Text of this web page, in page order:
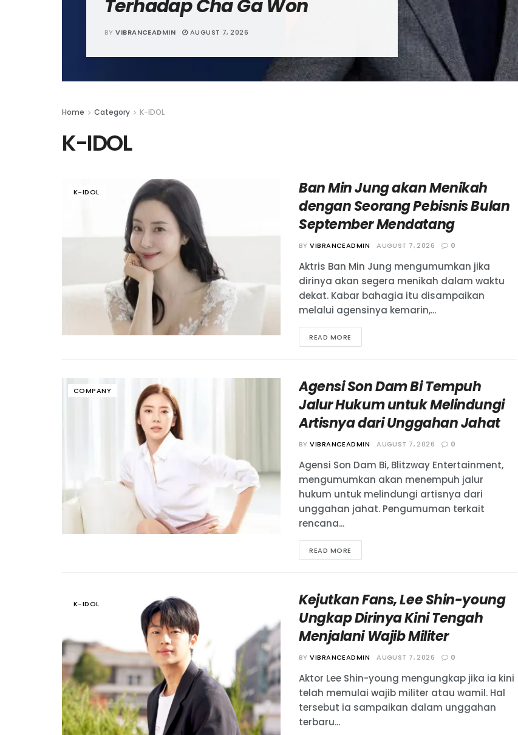
Terhadap Cha Ga Won
BY VIBRANCEADMIN AUGUST 7, 2026
Home Category K-IDOL
K-IDOL
K-IDOL
Ban Min Jung akan Menikah
dengan Seorang Pebisnis Bulan
September Mendatang
BY VIBRANCEADMIN AUGUST 7, 2026 0
Aktris Ban Min Jung mengumumkan jika
dirinya akan segera menikah dalam waktu
dekat. Kabar bahagia itu disampaikan
melalui agensinya kemarin,...
READ MORE
COMPANY
Agensi Son Dam Bi Tempuh
Jalur Hukum untuk Melindungi
Artisnya dari Unggahan Jahat
BY VIBRANCEADMIN AUGUST 7, 2026 0
Agensi Son Dam Bi, Blitzway Entertainment,
mengumumkan akan menempuh jalur
hukum untuk melindungi artisnya dari
unggahan jahat. Pengumuman terkait
rencana...
READ MORE
K-IDOL
Kejutkan Fans, Lee Shin-young
Ungkap Dirinya Kini Tengah
Menjalani Wajib Militer
BY VIBRANCEADMIN AUGUST 7, 2026 0
Aktor Lee Shin-young mengungkap jika ia kini
telah memulai wajib militer atau wamil. Hal
tersebut ia sampaikan dalam unggahan
terbaru...